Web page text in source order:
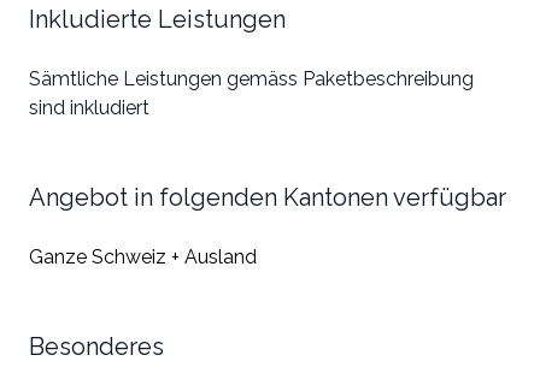
Inkludierte Leistungen
Sämtliche Leistungen gemäss Paketbeschreibung
sind inkludiert
Angebot in folgenden Kantonen verfügbar
Ganze Schweiz + Ausland
Besonderes